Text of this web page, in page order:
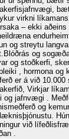
virkni
– ekki
og streytu
og
og stoðkerfi,
, hormona og
er á við 10.000 skref !
Virkjar
. Meðferðin er ekki
og
við
.